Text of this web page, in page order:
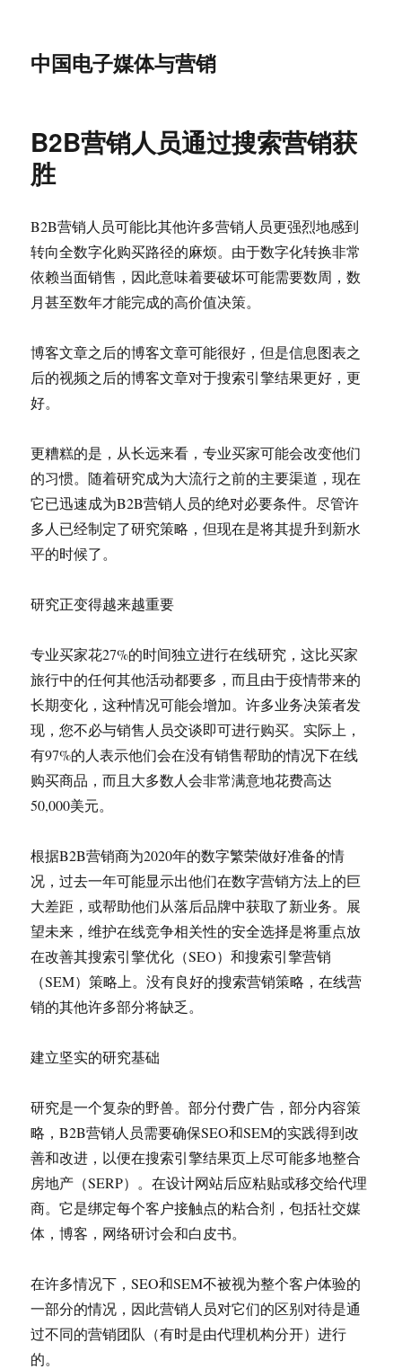
中国电子媒体与营销
B2B营销人员通过搜索营销获
胜
B2B营销人员可能比其他许多营销人员更强烈地感到
转向全数字化购买路径的麻烦。由于数字化转换非常
依赖当面销售，因此意味着要破坏可能需要数周，数
月甚至数年才能完成的高价值决策。
博客文章之后的博客文章可能很好，但是信息图表之
后的视频之后的博客文章对于搜索引擎结果更好，更
好。
更糟糕的是，从长远来看，专业买家可能会改变他们
的习惯。随着研究成为大流行之前的主要渠道，现在
它已迅速成为B2B营销人员的绝对必要条件。尽管许
多人已经制定了研究策略，但现在是将其提升到新水
平的时候了。
研究正变得越来越重要
专业买家花27%的时间独立进行在线研究，这比买家
旅行中的任何其他活动都要多，而且由于疫情带来的
长期变化，这种情况可能会增加。许多业务决策者发
现，您不必与销售人员交谈即可进行购买。实际上，
有97%的人表示他们会在没有销售帮助的情况下在线
购买商品，而且大多数人会非常满意地花费高达
50,000美元。
根据B2B营销商为2020年的数字繁荣做好准备的情
况，过去一年可能显示出他们在数字营销方法上的巨
大差距，或帮助他们从落后品牌中获取了新业务。展
望未来，维护在线竞争相关性的安全选择是将重点放
在改善其搜索引擎优化（SEO）和搜索引擎营销
（SEM）策略上。没有良好的搜索营销策略，在线营
销的其他许多部分将缺乏。
建立坚实的研究基础
研究是一个复杂的野兽。部分付费广告，部分内容策
略，B2B营销人员需要确保SEO和SEM的实践得到改
善和改进，以便在搜索引擎结果页上尽可能多地整合
房地产（SERP）。在设计网站后应粘贴或移交给代理
商。它是绑定每个客户接触点的粘合剂，包括社交媒
体，博客，网络研讨会和白皮书。
在许多情况下，SEO和SEM不被视为整个客户体验的
一部分的情况，因此营销人员对它们的区别对待是通
过不同的营销团队（有时是由代理机构分开）进行
的。